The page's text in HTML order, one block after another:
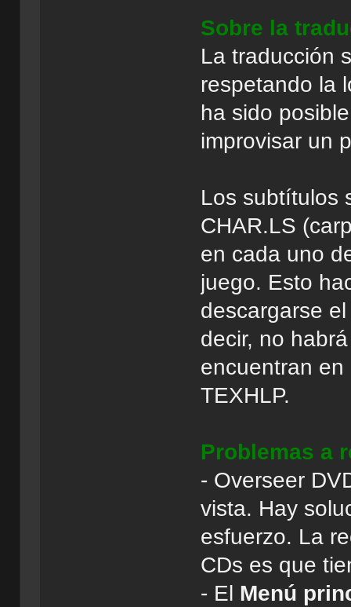
Sobre la
La traducción
respetando la
ha sido
improvisar un
Los subtítulos
CHAR.LS
en cada uno
juego. Esto
descargarse
decir, no
encuentran
TEXHLP.
Problemas a
- Overseer
vista. Hay
esfuerzo. La
CDs es que
- El Menú